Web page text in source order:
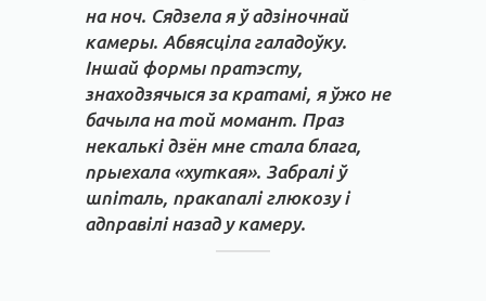
на ноч. Сядзела я ў адзіночнай
камеры. Абвясціла галадоўку.
Іншай формы пратэсту,
знаходзячыся за кратамі, я ўжо не
бачыла на той момант. Праз
некалькі дзён мне стала блага,
прыехала «хуткая». Забралі ў
шпіталь, пракапалі глюкозу і
адправілі назад у камеру.